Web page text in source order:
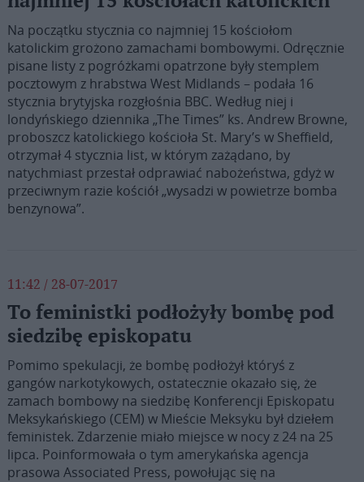
Na początku stycznia co najmniej 15 kościołom
katolickim grożono zamachami bombowymi. Odręcznie
pisane listy z pogróżkami opatrzone były stemplem
pocztowym z hrabstwa West Midlands – podała 16
stycznia brytyjska rozgłośnia BBC. Według niej i
londyńskiego dziennika „The Times” ks. Andrew Browne,
proboszcz katolickiego kościoła St. Mary’s w Sheffield,
otrzymał 4 stycznia list, w którym zażądano, by
natychmiast przestał odprawiać nabożeństwa, gdyż w
przeciwnym razie kościół „wysadzi w powietrze bomba
benzynowa”.
11:42 / 28-07-2017
To feministki podłożyły bombę pod
siedzibę episkopatu
Pomimo spekulacji, że bombę podłożył któryś z
gangów narkotykowych, ostatecznie okazało się, że
zamach bombowy na siedzibę Konferencji Episkopatu
Meksykańskiego (CEM) w Mieście Meksyku był dziełem
feministek. Zdarzenie miało miejsce w nocy z 24 na 25
lipca. Poinformowała o tym amerykańska agencja
prasowa Associated Press, powołując się na